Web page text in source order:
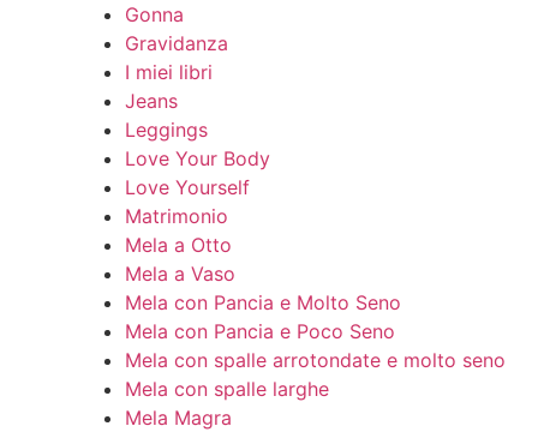
Gonna
Gravidanza
I miei libri
Jeans
Leggings
Love Your Body
Love Yourself
Matrimonio
Mela a Otto
Mela a Vaso
Mela con Pancia e Molto Seno
Mela con Pancia e Poco Seno
Mela con spalle arrotondate e molto seno
Mela con spalle larghe
Mela Magra